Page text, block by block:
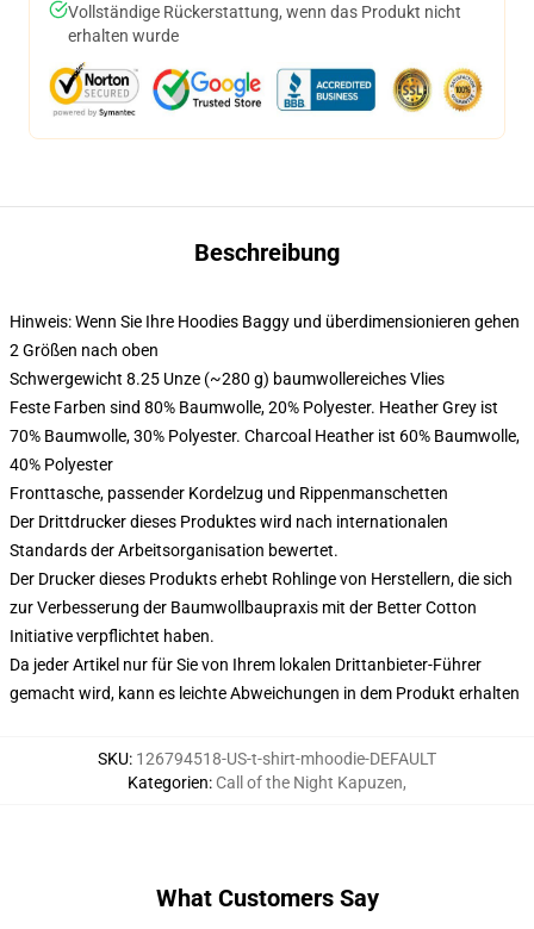
Vollständige Rückerstattung, wenn das Produkt nicht
erhalten wurde
Beschreibung
Hinweis: Wenn Sie Ihre Hoodies Baggy und überdimensionieren gehen
2 Größen nach oben
Schwergewicht 8.25 Unze (~280 g) baumwollereiches Vlies
Feste Farben sind 80% Baumwolle, 20% Polyester. Heather Grey ist
70% Baumwolle, 30% Polyester. Charcoal Heather ist 60% Baumwolle,
40% Polyester
Fronttasche, passender Kordelzug und Rippenmanschetten
Der Drittdrucker dieses Produktes wird nach internationalen
Standards der Arbeitsorganisation bewertet.
Der Drucker dieses Produkts erhebt Rohlinge von Herstellern, die sich
zur Verbesserung der Baumwollbaupraxis mit der Better Cotton
Initiative verpflichtet haben.
Da jeder Artikel nur für Sie von Ihrem lokalen Drittanbieter-Führer
gemacht wird, kann es leichte Abweichungen in dem Produkt erhalten
SKU: 126794518-US-t-shirt-mhoodie-DEFAULT
Kategorien: Call of the Night Kapuzen,
What Customers Say